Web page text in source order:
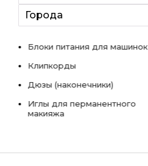
Города
Блоки питания для машинок
Клипкорды
Дюзы (наконечники)
Иглы для перманентного
макияжа